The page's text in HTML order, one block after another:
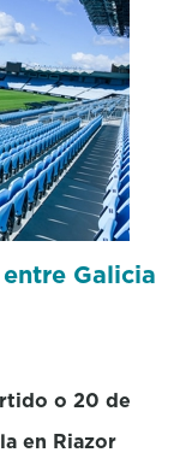
Galicia
o 20 de
en Riazor